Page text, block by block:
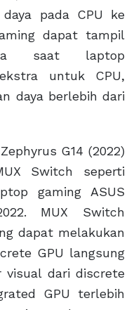
dapat melakukan
GPU langsung
visual dari discrete
GPU terlebih
alur yang
framerate saat
jalur visual bisa
langsung ke
GPU. MUX
framerate
Six Siege serta